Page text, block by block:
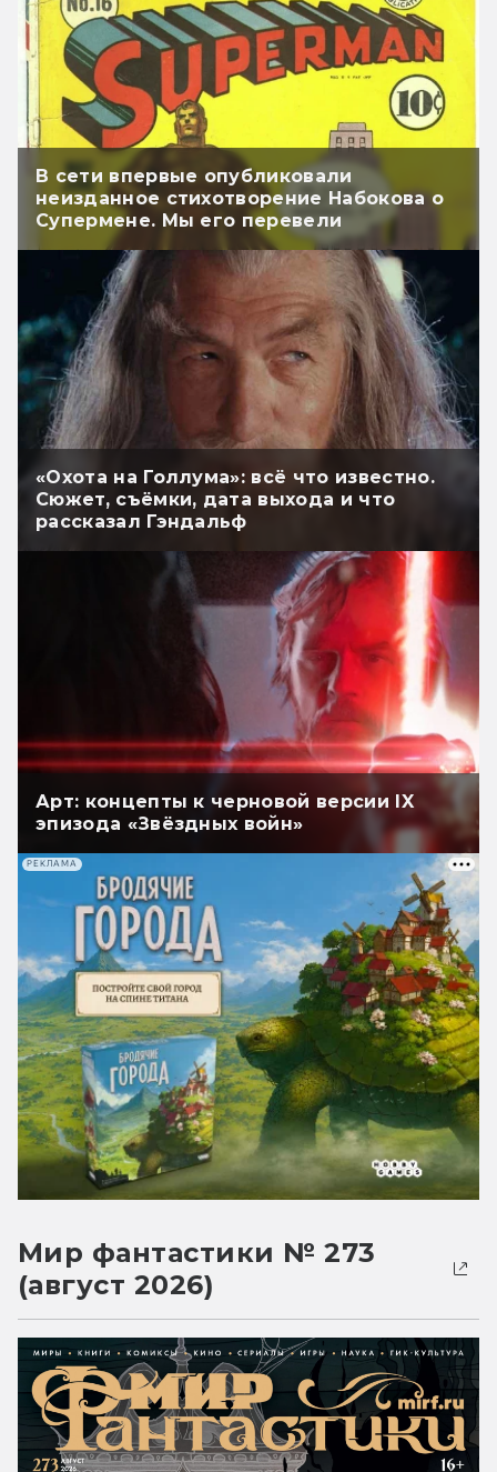
В сети впервые опубликовали
неизданное стихотворение Набокова о
Супермене. Мы его перевели
«Охота на Голлума»: всё что известно.
Сюжет, съёмки, дата выхода и что
рассказал Гэндальф
Арт: концепты к черновой версии IX
эпизода «Звёздных войн»
РЕКЛАМА
Мир фантастики № 273
(август 2026)